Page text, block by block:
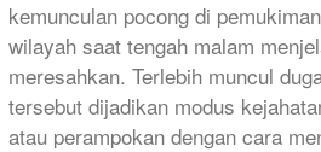
kemunculan pocong di
wilayah saat tengah malam
meresahkan. Terlebih muncul
tersebut dijadikan modus
atau perampokan dengan cara